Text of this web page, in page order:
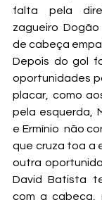
falta pela
zagueiro
de cabeça
Depois do gol
oportunidades
placar, como
pela esquerda,
e Ermínio  não
que cruza toa a
outra
David Batista
com a cabeça,